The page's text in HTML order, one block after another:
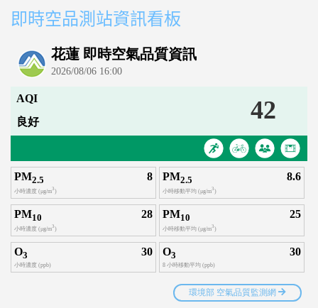
即時空品測站資訊看板